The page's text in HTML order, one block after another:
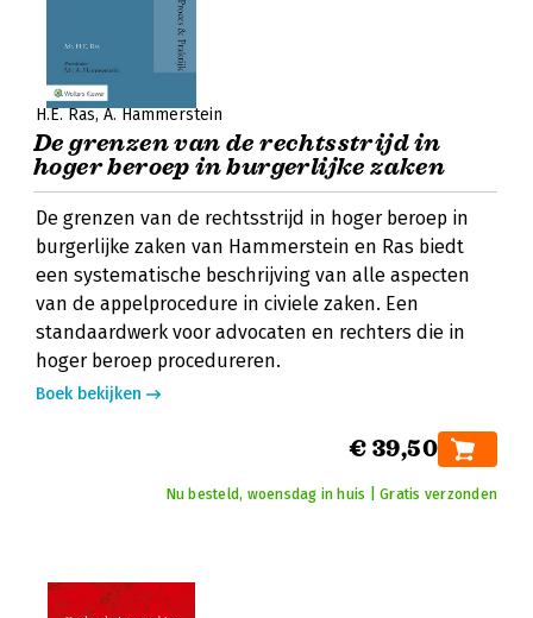
H.E. Ras A. Hammerstein
De grenzen van de rechtsstrijd in
hoger beroep in burgerlijke zaken
De grenzen van de rechtsstrijd in hoger beroep in
burgerlijke zaken van Hammerstein en Ras biedt
een systematische beschrijving van alle aspecten
van de appelprocedure in civiele zaken. Een
standaardwerk voor advocaten en rechters die in
hoger beroep procedureren.
Boek bekijken
€ 39,50
Nu besteld, woensdag in huis | Gratis verzonden